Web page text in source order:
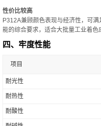
性价比较高
P312A兼顾颜色表现与经济性，可
能的综合要求，适合大批量工业着色
四、牢度性能
项目
耐光性
耐热性
耐酸性